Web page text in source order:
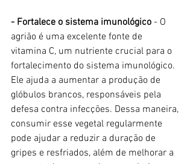
- Fortalece o sistema imunológico - O
agrião é uma excelente fonte de
vitamina C, um nutriente crucial para o
fortalecimento do sistema imunológico.
Ele ajuda a aumentar a produção de
glóbulos brancos, responsáveis pela
defesa contra infecções. Dessa maneira,
consumir esse vegetal regularmente
pode ajudar a reduzir a duração de
gripes e resfriados, além de melhorar a